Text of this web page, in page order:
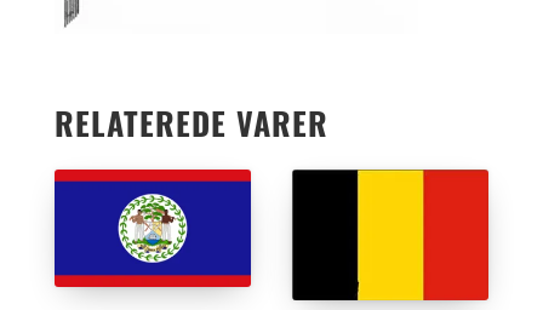
RELATEREDE VARER